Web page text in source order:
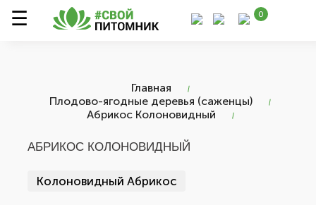
0
Главная
Плодово-ягодные деревья (саженцы)
Абрикос Колоновидный
АБРИКОС КОЛОНОВИДНЫЙ
Колоновидный Абрикос